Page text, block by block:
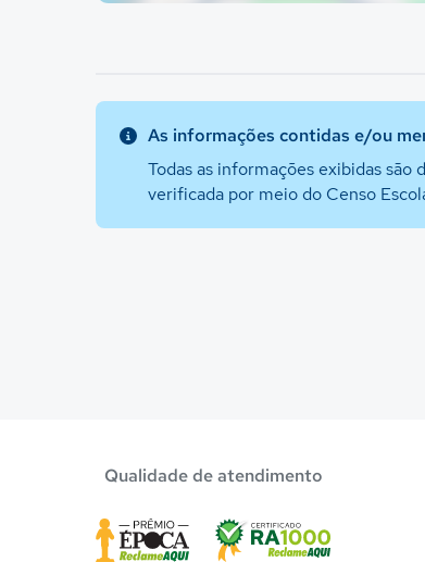
As informações contidas e/ou
Todas as informações exibidas
verificada por meio do Censo
Qualidade de atendimento